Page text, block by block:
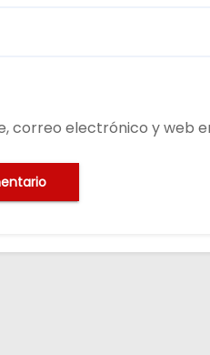
correo electrónico y web